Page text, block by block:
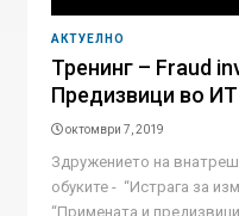
АКТУЕЛНО
Тренинг – Fraud
Предизвици во ИТ
октомври 7, 2019
Здружението на
обуките - “Истрага за
“Примената и